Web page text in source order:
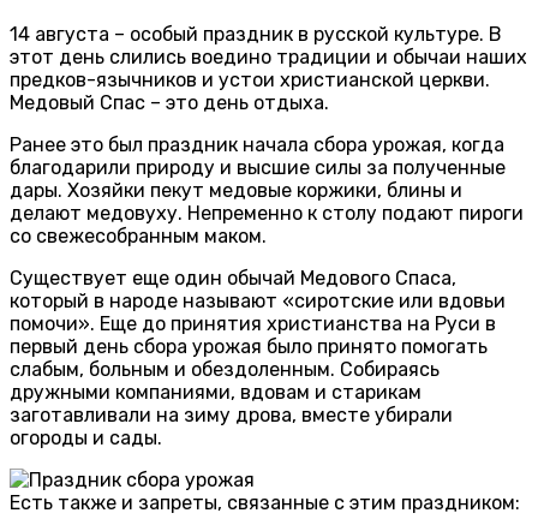
14 августа – особый праздник в русской культуре. В
этот день слились воедино традиции и обычаи наших
предков-язычников и устои христианской церкви.
Медовый Спас – это день отдыха.
Ранее это был праздник начала сбора урожая, когда
благодарили природу и высшие силы за полученные
дары. Хозяйки пекут медовые коржики, блины и
делают медовуху. Непременно к столу подают пироги
со свежесобранным маком.
Существует еще один обычай Медового Спаса,
который в народе называют «сиротские или вдовьи
помочи». Еще до принятия христианства на Руси в
первый день сбора урожая было принято помогать
слабым, больным и обездоленным. Собираясь
дружными компаниями, вдовам и старикам
заготавливали на зиму дрова, вместе убирали
огороды и сады.
Есть также и запреты, связанные с этим праздником: